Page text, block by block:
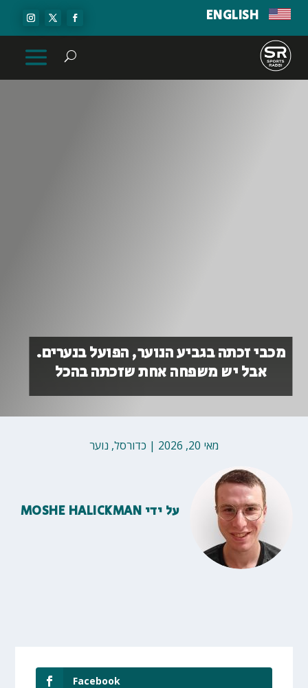
ENGLISH
מכבי זכתה בגביע הנוער, הפועל בנערים.
אבל יש משפחה אחת שזכתה בהכל
מאי 20, 2026 | כדורסל, נוער
על ידי MOSHE HALICKMAN
Facebook